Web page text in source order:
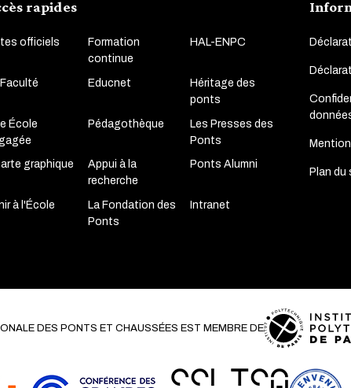
rapides
officiels
Formation
continue
HAL-ENPC
Educnet
Héritage des
ponts
École
Pédagothèque
Les Presses des
Ponts
graphique
Appui à la
recherche
Ponts Alumni
à l'École
La Fondation des
Ponts
Intranet
Plan du
DES PONTS ET CHAUSSÉES EST MEMBRE DE